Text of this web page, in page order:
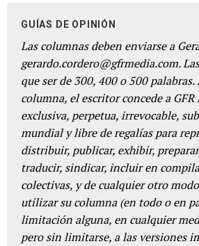
GUÍAS DE OPINIÓN
Las columnas deben enviarse a
gerardo.cordero@gfrmedia.com.
que ser de 300, 400 o 500
columna, el escritor concede a
exclusiva, perpetua, irrevocable,
mundial y libre de regalías para
distribuir, publicar, exhibir,
traducir, sindicar, incluir en
colectivas, y de cualquier otro
utilizar su columna (en todo o en
limitación alguna, en cualquier
pero sin limitarse, a las versiones